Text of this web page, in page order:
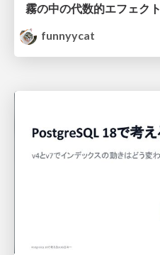
霧の中の代数的エフェクト
funnyycat